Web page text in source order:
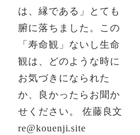
は、縁である」とても
腑に落ちました。この
「寿命観」ないし生命
観は、どのような時に
お気づきになられた
か、良かったらお聞か
せください。 佐藤良文
re@kouenji.site